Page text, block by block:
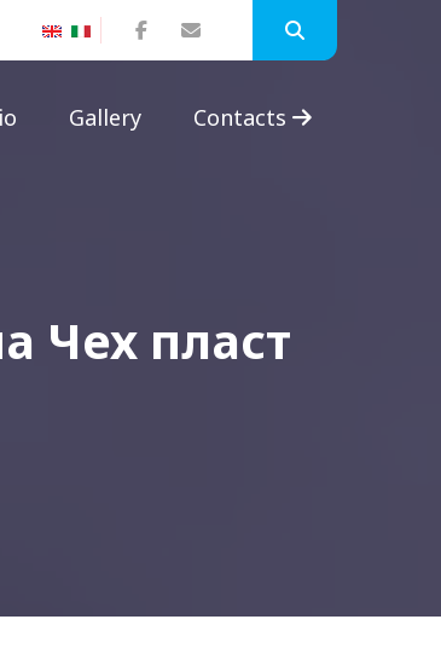
Gallery Contacts
Чех пласт